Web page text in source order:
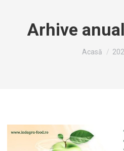
Arhive
Sunteți aici:
Acasă